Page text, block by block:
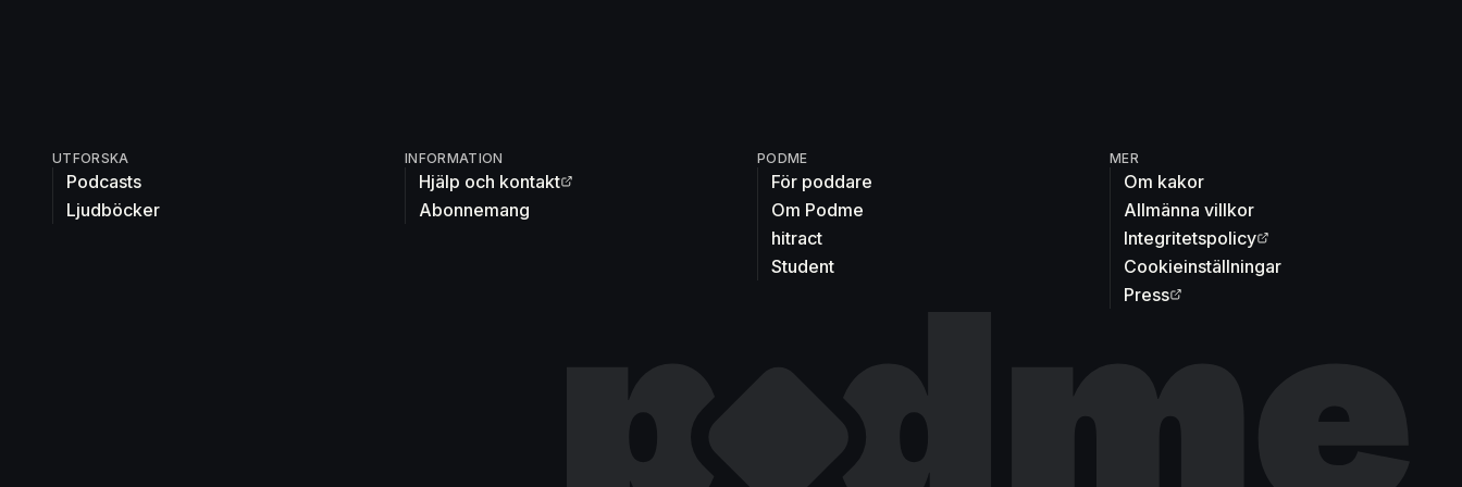
UTFORSKA
Podcasts
Ljudböcker
INFORMATION
Hjälp och kontakt
Abonnemang
PODME
För poddare
Om Podme
hitract
Student
MER
Om kakor
Allmänna villkor
Integritetspolicy
Cookieinställningar
Press